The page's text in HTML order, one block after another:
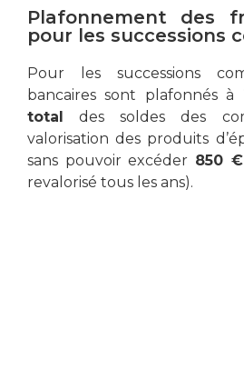
Plafonnement des
pour les successions
Pour les successions
bancaires sont plafonnés à
total
des soldes des
valorisation des produits
sans pouvoir excéder 850 €
revalorisé tous les ans).